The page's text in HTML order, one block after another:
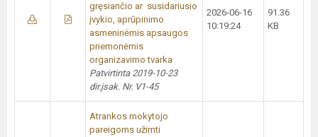
gręsiančio ar susidariusio
įvykio, aprūpinimo
asmeninėmis apsaugos
priemonėmis
organizavimo tvarka
Patvirtinta 2019-10-23
dir.įsak. Nr. V1-45
2026-06-16
10:19:24
91.36
KB
Atrankos mokytojo
pareigoms užimti